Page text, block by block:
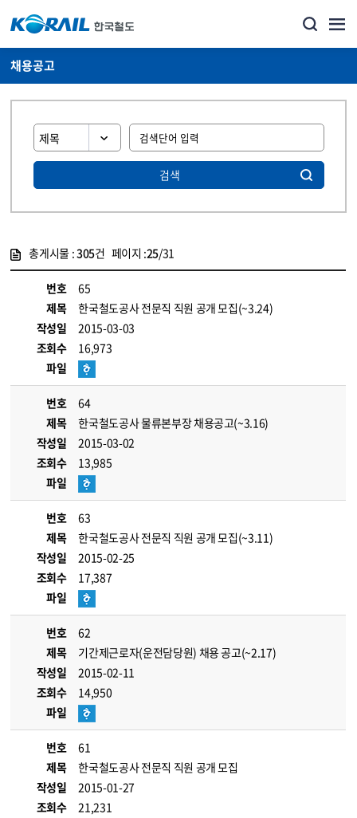
채용공고
검색
총게시물 :305건 페이지 :25/31
번호
65
제목
한국철도공사 전문직 직원 공개 모집(~3.24)
작성일
2015-03-03
조회수
16,973
파일
번호
64
제목
한국철도공사 물류본부장 채용공고(~3.16)
작성일
2015-03-02
조회수
13,985
파일
번호
63
제목
한국철도공사 전문직 직원 공개 모집(~3.11)
작성일
2015-02-25
조회수
17,387
파일
번호
62
제목
기간제근로자(운전담당원) 채용 공고(~2.17)
작성일
2015-02-11
조회수
14,950
파일
번호
61
제목
한국철도공사 전문직 직원 공개 모집
작성일
2015-01-27
조회수
21,231